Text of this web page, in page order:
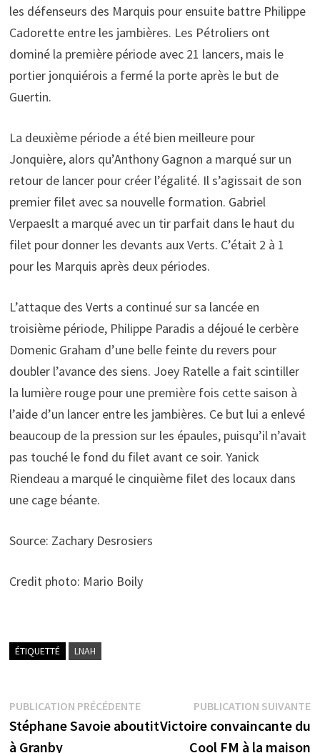
les défenseurs des Marquis pour ensuite battre Philippe
Cadorette entre les jambières. Les Pétroliers ont
dominé la première période avec 21 lancers, mais le
portier jonquiérois a fermé la porte après le but de
Guertin.
La deuxième période a été bien meilleure pour
Jonquière, alors qu’Anthony Gagnon a marqué sur un
retour de lancer pour créer l’égalité. Il s’agissait de son
premier filet avec sa nouvelle formation. Gabriel
Verpaeslt a marqué avec un tir parfait dans le haut du
filet pour donner les devants aux Verts. C’était 2 à 1
pour les Marquis après deux périodes.
L’attaque des Verts a continué sur sa lancée en
troisième période, Philippe Paradis a déjoué le cerbère
Domenic Graham d’une belle feinte du revers pour
doubler l’avance des siens. Joey Ratelle a fait scintiller
la lumière rouge pour une première fois cette saison à
l’aide d’un lancer entre les jambières. Ce but lui a enlevé
beaucoup de la pression sur les épaules, puisqu’il n’avait
pas touché le fond du filet avant ce soir. Yanick
Riendeau a marqué le cinquième filet des locaux dans
une cage béante.
Source: Zachary Desrosiers
Credit photo: Mario Boily
ÉTIQUETTÉ LNAH
Navigation
de
PUBLICATION PRÉCÉDENTEPublication
précédente :
Stéphane Savoie aboutit
à Granby
PUBLICATION SUIVANTE
Victoire convaincante du
Cool FM à la maison